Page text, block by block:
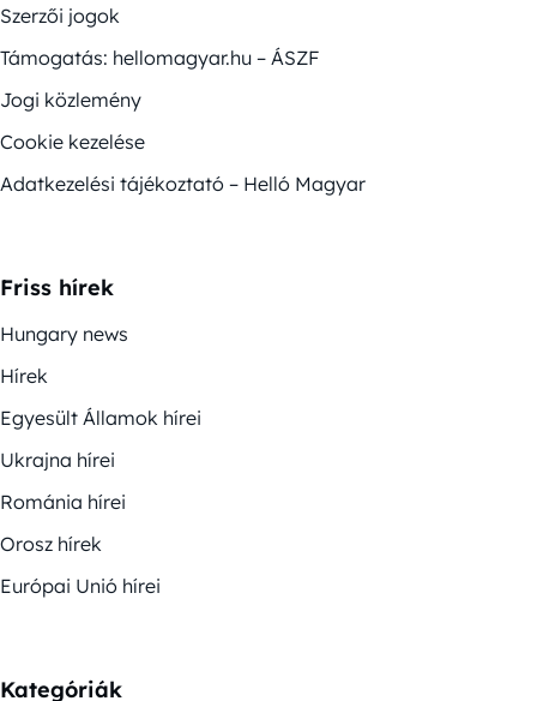
Szerzői jogok
Támogatás: hellomagyar.hu – ÁSZF
Jogi közlemény
Cookie kezelése
Adatkezelési tájékoztató – Helló Magyar
Friss hírek
Hungary news
Hírek
Egyesült Államok hírei
Ukrajna hírei
Románia hírei
Orosz hírek
Európai Unió hírei
Kategóriák